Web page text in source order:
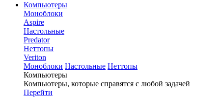
Компьютеры
Моноблоки
Aspire
Настольные
Predator
Неттопы
Veriton
Моноблоки Настольные Неттопы
Компьютеры
Компьютеры, которые справятся с любой задачей
Перейти